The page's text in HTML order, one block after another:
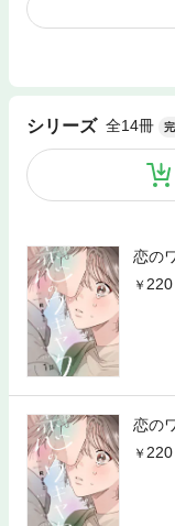
シリーズ 全14冊
恋の
220
恋の
220